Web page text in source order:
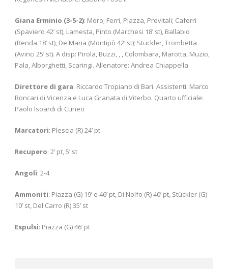
Giana Erminio (3-5-2): Moro; Ferri, Piazza, Previtali; Caferri
(Spaviero 42’ st), Lamesta, Pinto (Marchesi 18’ st), Ballabio
(Renda 18’ st), De Maria (Montipò 42’ st); Stückler, Trombetta
(Avinci 25’ st). A disp: Pirola, Buzzi, , , Colombara, Marotta, Muzio,
Pala, Alborghetti, Scaringi. Allenatore: Andrea Chiappella
Direttore di gara: Riccardo Tropiano di Bari. Assistenti: Marco
Roncari di Vicenza e Luca Granata di Viterbo. Quarto ufficiale:
Paolo Isoardi di Cuneo
Marcatori: Plescia (R) 24’ pt
Recupero: 2’ pt, 5’ st
Angoli: 2-4
Ammoniti: Piazza (G) 19’ e 46’ pt, Di Nolfo (R) 40’ pt, Stückler (G)
10’ st, Del Carro (R) 35’ st
Espulsi: Piazza (G) 46’ pt